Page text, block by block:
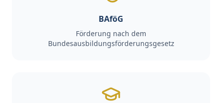
BAföG
Förderung nach dem
Bundesausbildungsförderungsgesetz